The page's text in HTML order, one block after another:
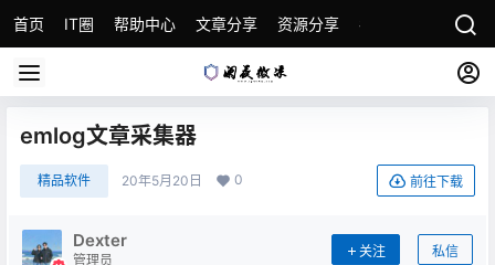
首页 IT圈 帮助中心 文章分享 资源分享 各种教程 关于本
emlog文章采集器
精品软件 20年5月20日 0 前往下载
Dexter
管理员
关注 私信